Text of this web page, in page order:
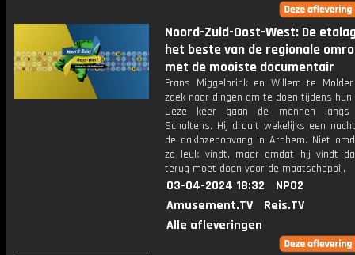
Noord-Zuid-Oost-West: De
het beste van de regionale
met de mooiste documentair
Frans Miggelbrink en Willem te
zoek naar dingen om te doen tijdens hun
Deze keer gaan de mannen
Scholtens. Hij draait wekelijks een
de daklozenopvang in Arnhem. Niet
zo leuk vindt, maar omdat hij vindt
terug moet doen voor de maatschappij.
03-04-2024 18:32
NPO2
Amusement.TV
Reis.TV
Alle afleveringen